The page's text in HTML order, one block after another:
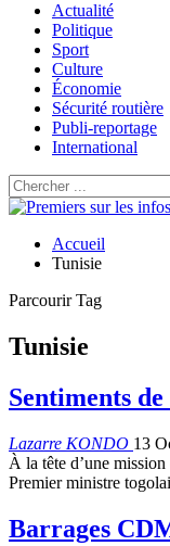
Actualité
Politique
Sport
Culture
Économie
Sécurité routière
Publi-reportage
International
Accueil
Tunisie
Parcourir Tag
Tunisie
Sentiments
Lazarre KONDO 13
À la tête d’une
Premier ministre
Barrages